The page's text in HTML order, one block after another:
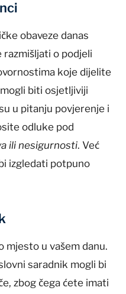
obaveze danas
razmišljati o podjeli
koje dijelite
biti osjetljiviji
u pitanju povjerenje i
odluke pod
ili nesigurnosti. Već
izgledati potpuno
mjesto u vašem danu.
saradnik mogli bi
zbog čega ćete imati